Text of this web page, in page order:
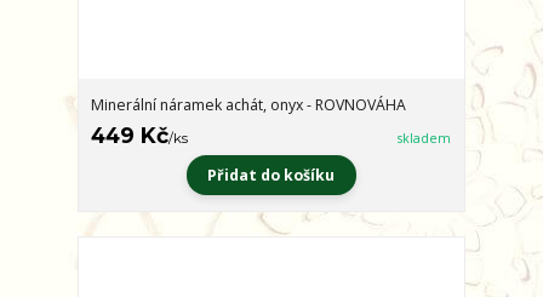
Minerální náramek achát, onyx - ROVNOVÁHA
449 Kč/ks skladem
Přidat do košíku